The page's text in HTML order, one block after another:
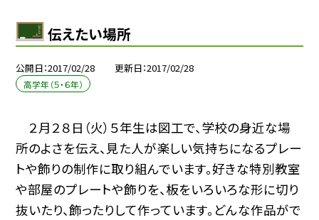
伝えたい場所
公開日 2017/02/28 更新日 2017/02/28
高学年（５・６年）
２月２８日（火）５年生は図工で、学校の身近な場
所のよさを伝え、見た人が楽しい気持ちになるプレー
トや飾りの制作に取り組んでいます。好きな特別教室
や部屋のプレートや飾りを、板をいろいろな形に切り
抜いたり、飾ったりして作っています。どんな作品がで